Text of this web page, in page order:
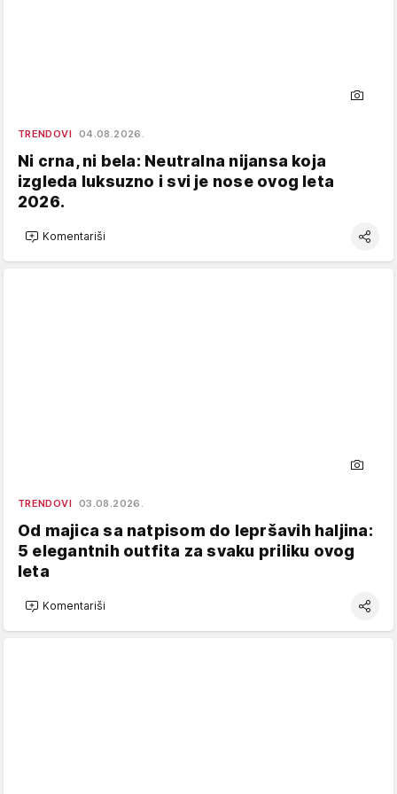
TRENDOVI 04.08.2026.
Ni crna, ni bela: Neutralna nijansa koja
izgleda luksuzno i svi je nose ovog leta
2026.
Komentariši
TRENDOVI 03.08.2026.
Od majica sa natpisom do lepršavih haljina:
5 elegantnih outfita za svaku priliku ovog
leta
Komentariši